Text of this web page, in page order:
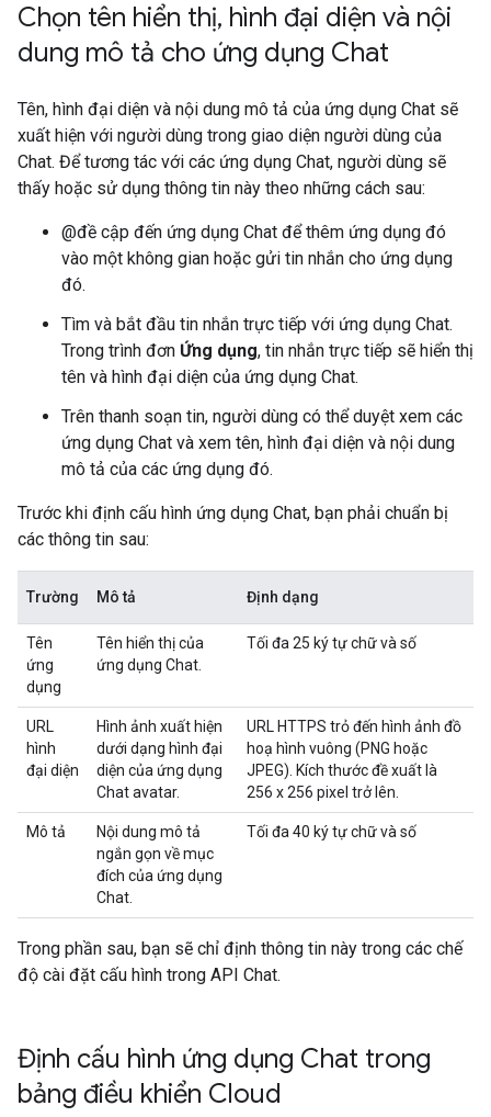
Chọn tên hiển thị, hình đại diện và nội
dung mô tả cho ứng dụng Chat
Tên, hình đại diện và nội dung mô tả của ứng dụng Chat sẽ
xuất hiện với người dùng trong giao diện người dùng của
Chat. Để tương tác với các ứng dụng Chat, người dùng sẽ
thấy hoặc sử dụng thông tin này theo những cách sau:
@đề cập đến ứng dụng Chat để thêm ứng dụng đó
vào một không gian hoặc gửi tin nhắn cho ứng dụng
đó.
Tìm và bắt đầu tin nhắn trực tiếp với ứng dụng Chat.
Trong trình đơn Ứng dụng, tin nhắn trực tiếp sẽ hiển thị
tên và hình đại diện của ứng dụng Chat.
Trên thanh soạn tin, người dùng có thể duyệt xem các
ứng dụng Chat và xem tên, hình đại diện và nội dung
mô tả của các ứng dụng đó.
Trước khi định cấu hình ứng dụng Chat, bạn phải chuẩn bị
các thông tin sau:
Trường Mô tả Định dạng
Tên
ứng
dụng
Tên hiển thị của
ứng dụng Chat.
Tối đa 25 ký tự chữ và số
URL
hình
đại diện
Hình ảnh xuất hiện
dưới dạng hình đại
diện của ứng dụng
Chat avatar.
URL HTTPS trỏ đến hình ảnh đồ
hoạ hình vuông (PNG hoặc
JPEG). Kích thước đề xuất là
256 x 256 pixel trở lên.
Mô tả
Nội dung mô tả
ngắn gọn về mục
đích của ứng dụng
Chat.
Tối đa 40 ký tự chữ và số
Trong phần sau, bạn sẽ chỉ định thông tin này trong các chế
độ cài đặt cấu hình trong API Chat.
Định cấu hình ứng dụng Chat trong
bảng điều khiển Cloud